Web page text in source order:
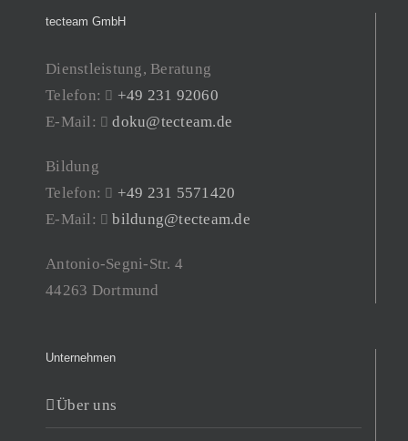
tecteam GmbH
Dienstleistung, Beratung
Telefon:
+49 231 92060
E-Mail:
doku@tecteam.de
Bildung
Telefon:
+49 231 5571420
E-Mail:
bildung@tecteam.de
Antonio-Segni-Str. 4
44263 Dortmund
Unternehmen
Über uns